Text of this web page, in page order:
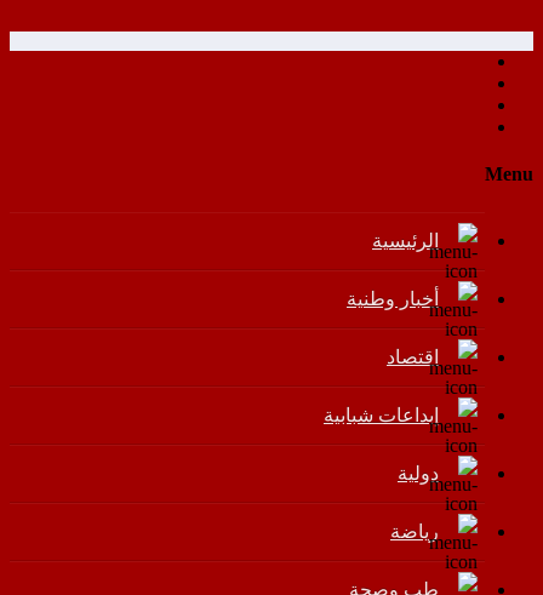
Menu
الرئيسية
أخبار وطنية
اقتصاد
إبداعات شبابية
دولية
رياضة
طب وصحة